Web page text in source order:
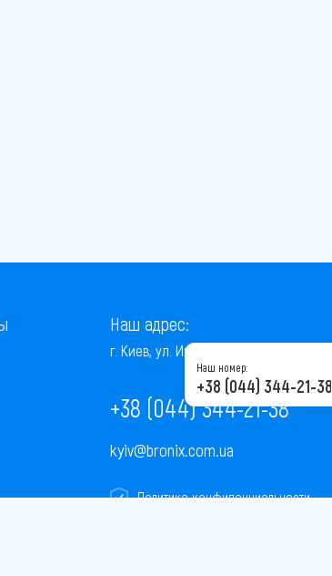
Наш адрес:
г. Киев, ул. Институтская, 22/7, оф. 41
+38 (044) 344-21-38
kyiv@bronix.com.ua
Политика конфиденциальности
Наш номер:
+38 (044) 344-21-38